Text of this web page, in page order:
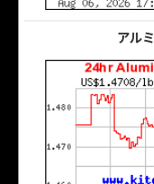
アルミ